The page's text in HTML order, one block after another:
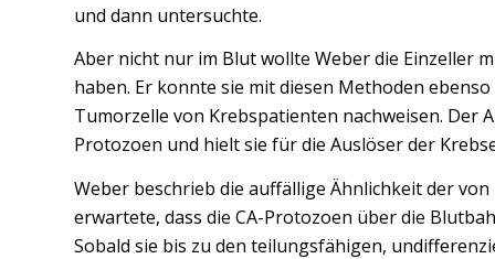
und dann untersuchte.
Aber nicht nur im Blut wollte Weber die Einzeller
haben. Er konnte sie mit diesen Methoden
Tumorzelle von Krebspatienten nachweisen. Der
Protozoen und hielt sie für die Auslöser der
Weber beschrieb die auffällige Ähnlichkeit der
erwartete, dass die CA-Protozoen über die
Sobald sie bis zu den teilungsfähigen,